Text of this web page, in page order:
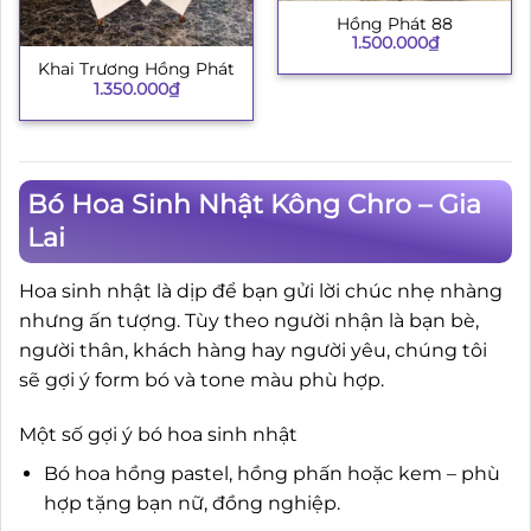
Khai Trương Hồng Phát
1.350.000₫
Hồng Phát 88
1.500.000₫
Bó Hoa Sinh Nhật Kông Chro – Gia
Lai
Hoa sinh nhật là dịp để bạn gửi lời chúc nhẹ nhàng
nhưng ấn tượng. Tùy theo người nhận là bạn bè,
người thân, khách hàng hay người yêu, chúng tôi
sẽ gợi ý form bó và tone màu phù hợp.
Một số gợi ý bó hoa sinh nhật
Bó hoa hồng pastel, hồng phấn hoặc kem – phù
hợp tặng bạn nữ, đồng nghiệp.